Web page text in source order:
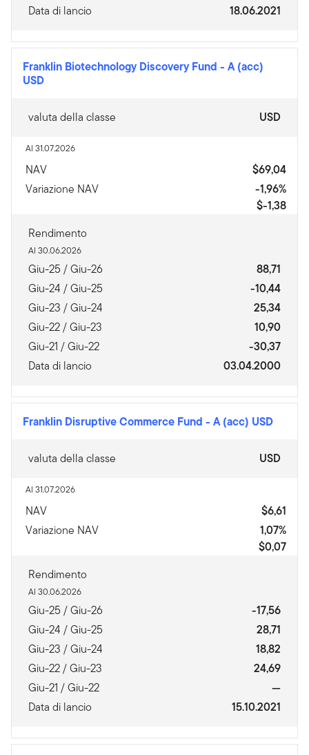
Data di lancio
18.06.2021
Franklin Biotechnology Discovery Fund - A (acc)
USD
valuta della classe USD
Al 31.07.2026
NAV
$69,04
Variazione NAV
-1,96%
$-1,38
Rendimento
Al 30.06.2026
Giu-25 / Giu-26
88,71
Giu-24 / Giu-25
-10,44
Giu-23 / Giu-24
25,34
Giu-22 / Giu-23
10,90
Giu-21 / Giu-22
-30,37
Data di lancio
03.04.2000
Franklin Disruptive Commerce Fund - A (acc) USD
valuta della classe USD
Al 31.07.2026
NAV
$6,61
Variazione NAV
1,07%
$0,07
Rendimento
Al 30.06.2026
Giu-25 / Giu-26
-17,56
Giu-24 / Giu-25
28,71
Giu-23 / Giu-24
18,82
Giu-22 / Giu-23
24,69
Giu-21 / Giu-22
—
Data di lancio
15.10.2021